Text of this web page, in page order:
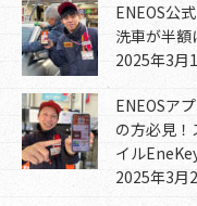
ENEOS公
洗車が半額
2025年3月
ENEOSア
の方必見
イル
2025年3月